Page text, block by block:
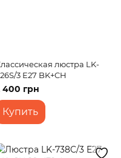
люстра LK-
3 E27 BK+CH
400 грн
Купить